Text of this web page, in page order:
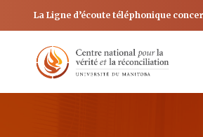
La Ligne d’écoute téléphonique